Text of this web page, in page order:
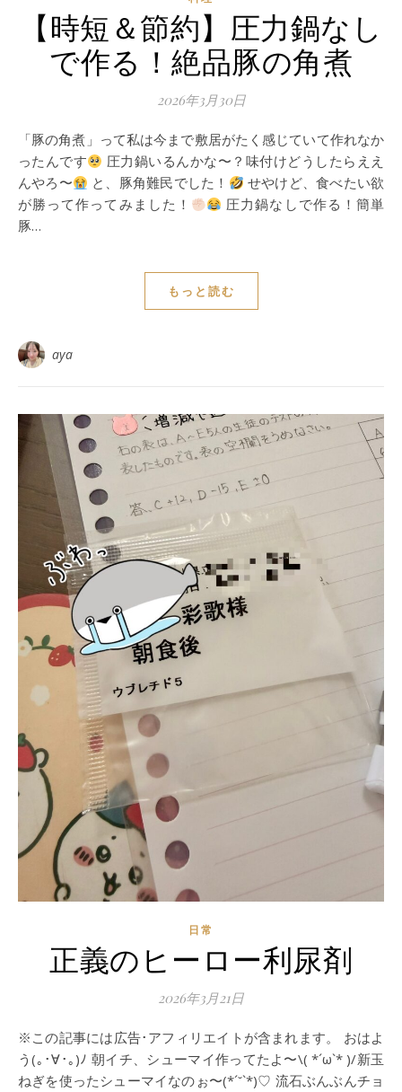
【時短＆節約】圧力鍋なし
で作る！絶品豚の角煮
2026年3月30日
「豚の角煮」って私は今まで敷居がたく感じていて作れなか
ったんです
圧力鍋いるんかな〜？味付けどうしたらええ
んやろ〜
と、豚角難民でした！
せやけど、食べたい欲
が勝って作ってみました！
圧力鍋なしで作る！簡単
豚…
もっと読む
aya
日常
正義のヒーロー利尿剤
2026年3月21日
※この記事には広告･アフィリエイトが含まれます。 おはよ
う(｡･∀･｡)ﾉ 朝イチ、シューマイ作ってたよ〜\( *´ω`* )/新玉
ねぎを使ったシューマイなのぉ〜(*´˘`*)♡ 流石ぶんぶんチョ